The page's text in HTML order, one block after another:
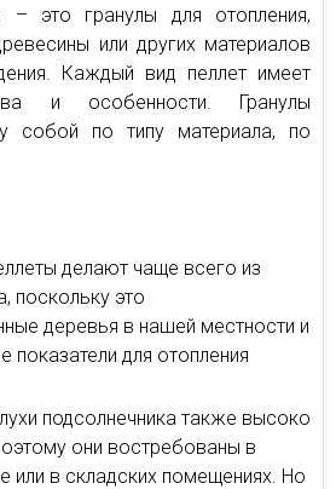
– это гранулы для отопления,
или других материалов
Каждый вид пеллет имеет
и особенности. Гранулы
собой по типу материала, по
делают чаще всего из
поскольку это
деревья в нашей местности и
для отопления
подсолнечника также высоко
они востребованы в
или в складских помещениях. Но